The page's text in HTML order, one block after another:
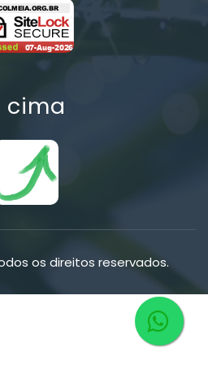
cima
os direitos reservados.